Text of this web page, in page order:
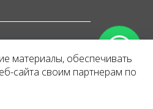
материалы, обеспечивать
сайта своим партнерам по